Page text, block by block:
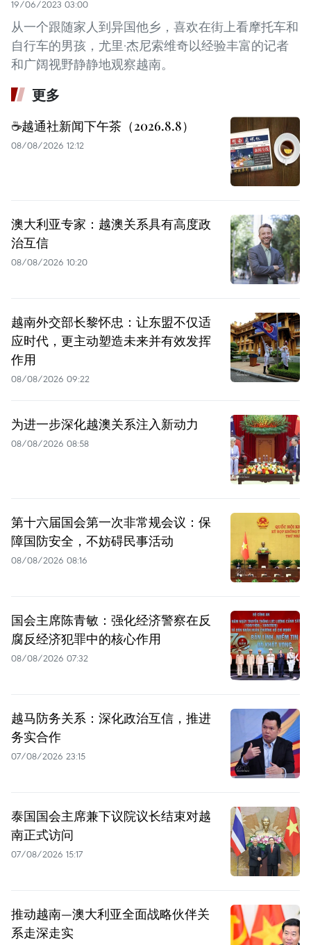
19/06/2023 03:00
从一个跟随家人到异国他乡，喜欢在街上看摩托车和
自行车的男孩，尤里·杰尼索维奇以经验丰富的记者
和广阔视野静静地观察越南。
更多
☕️越通社新闻下午茶（2026.8.8）
08/08/2026 12:12
澳大利亚专家：越澳关系具有高度政
治互信
08/08/2026 10:20
越南外交部长黎怀忠：让东盟不仅适
应时代，更主动塑造未来并有效发挥
作用
08/08/2026 09:22
为进一步深化越澳关系注入新动力
08/08/2026 08:58
第十六届国会第一次非常规会议：保
障国防安全，不妨碍民事活动
08/08/2026 08:16
国会主席陈青敏：强化经济警察在反
腐反经济犯罪中的核心作用
08/08/2026 07:32
越马防务关系：深化政治互信，推进
务实合作
07/08/2026 23:15
泰国国会主席兼下议院议长结束对越
南正式访问
07/08/2026 15:17
推动越南—澳大利亚全面战略伙伴关
系走深走实